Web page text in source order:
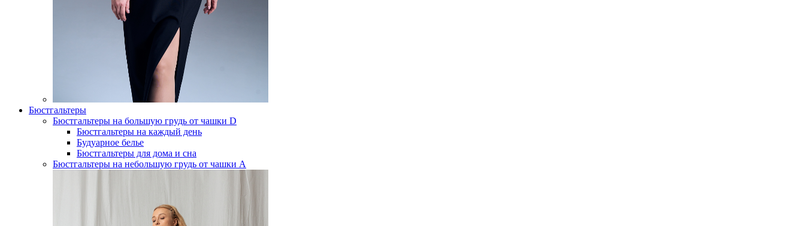
Бюстгальтеры
Бюстгальтеры на большую грудь от чашки D
Бюстгальтеры на каждый день
Будуарное белье
Бюстгальтеры для дома и сна
Бюстгальтеры на небольшую грудь от чашки А